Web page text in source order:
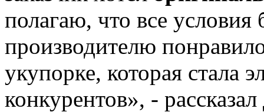
полагаю, что все
производителю
укупорке, которая стала
конкурентов», -